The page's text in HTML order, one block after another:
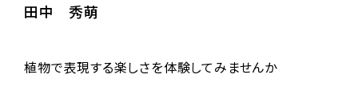
田中 秀萌
植物で表現する楽しさを体験してみませんか